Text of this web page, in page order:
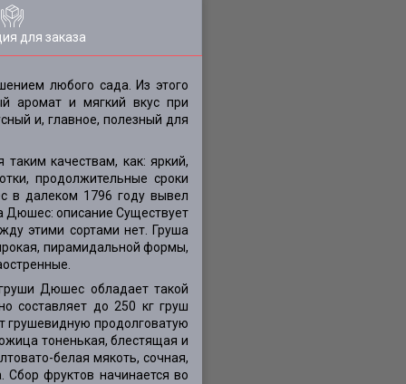
для заказа
любого сада. Из этого
аромат и мягкий вкус при
и, главное, полезный для
качествам, как: яркий,
продолжительные сроки
в далеком 1796 году вывел
Дюшес: описание Существует
этими сортами нет. Груша
пирамидальной формы,
Дюшес обладает такой
составляет до 250 кг груш
грушевидную продолговатую
тоненькая, блестящая и
белая мякоть, сочная,
Сбор фруктов начинается во